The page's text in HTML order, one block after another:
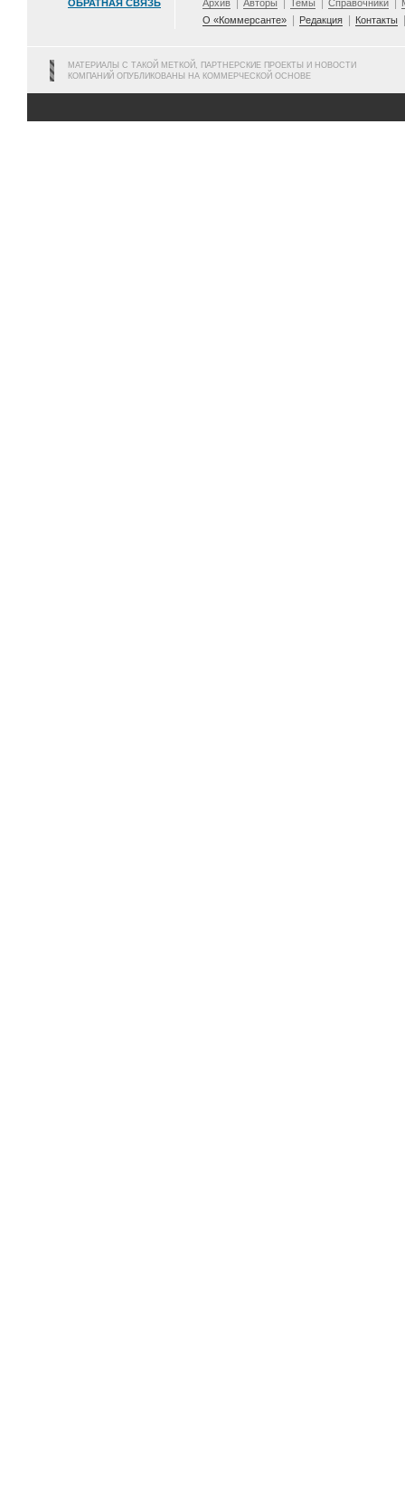
ОБРАТНАЯ СВЯЗЬ Архив Авторы Темы Справочники
О «Коммерсанте»
Редакция Контакты
МАТЕРИАЛЫ С ТАКОЙ МЕТКОЙ, ПАРТНЕРСКИЕ ПРОЕКТЫ И НОВОСТИ
КОМПАНИЙ ОПУБЛИКОВАНЫ НА КОММЕРЧЕСКОЙ ОСНОВЕ